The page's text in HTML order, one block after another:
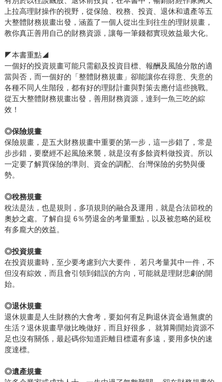
上拉高理財操作的視野，從保險、稅務、投資、退休和遺產等五
大整體財務規畫出發，涵蓋了一個人從出生到往生的理財規畫，
教你真正善用自己的財務資源，讓每一筆錢都實現效益最大化。
◤本書重點◢
一個好的投資規畫可能只需顧及投資目標、報酬及風險分散的適
當與否，而一個好的「整體財務規畫」卻能讓你在得意、失意的
各種不同人生階段，都有好的理財計畫與對策去應付這些挑戰。
從五大整體財務規畫出發，善用財務資源，達到一魚三吃的綜
效！
◎保險規畫
保險規畫，是五大財務規畫中重要的第一步，這一步錯了，常是
步步錯，要麼經不起風險來襲，就是沒有多餘資料做投資。所以
一定要了解買保險的準則、資金的調配、台灣保險的劣勢與優
勢。
◎稅務規畫
稅法是法，也是規則，多項規則的融合及運用，就是合法節稅的
奧妙之處。了解自提 6％勞退金的考量重點，以及被忽略的延稅
有多龐大的效益。
◎投資規畫
在投資規畫時，至少要考慮到六大要件， 若只考量其中一件，不
但沒有綜效，而且會引領到錯誤的方向，可能就是理財悲劇的開
始。
◎退休規畫
退休規畫是人生財務的大會考，要如何有足夠退休資金過無虞的
生活？退休規畫早做比晚做好，而且好很多， 就算剛開始資源不
足也沒有關係，最起碼你知道距離目標還有多遠，要用多快的速
度達標。
◎遺產規畫